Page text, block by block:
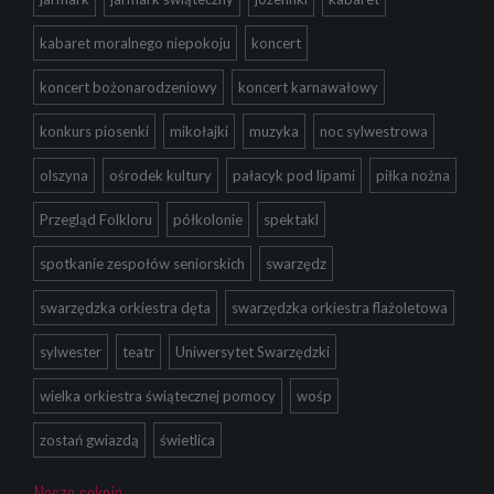
kabaret moralnego niepokoju koncert
koncert bożonarodzeniowy koncert karnawałowy
konkurs piosenki mikołajki muzyka noc sylwestrowa
olszyna ośrodek kultury pałacyk pod lipami piłka nożna
Przegląd Folkloru półkolonie spektakl
spotkanie zespołów seniorskich swarzędz
swarzędzka orkiestra dęta swarzędzka orkiestra flażoletowa
sylwester teatr Uniwersytet Swarzędzki
wielka orkiestra świątecznej pomocy wośp
zostań gwiazdą świetlica